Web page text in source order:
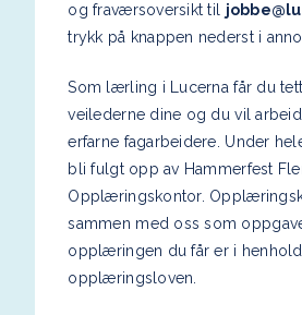
og fraværsoversikt til
trykk på knappen nederst i
Som lærling i Lucerna får du
veilederne dine og du vil
erfarne fagarbeidere. Under
bli fulgt opp av Hammerfest
Opplæringskontor.
sammen med oss som
opplæringen du får er i
opplæringsloven.